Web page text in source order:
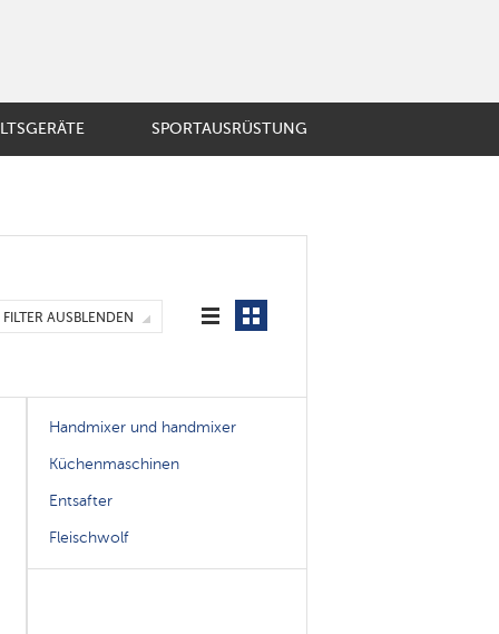
SPORTAUSRÜSTUNG
FILTER AUSBLENDEN
Handmixer und handmixer
Küchenmaschinen
Entsafter
Fleischwolf